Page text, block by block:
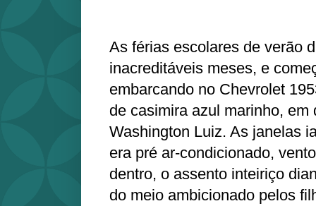
As férias escolares de verão
inacreditáveis meses, e
embarcando no Chevrolet
de casimira azul marinho, em
Washington Luiz. As janelas
era pré ar-condicionado,
dentro, o assento inteiriço
do meio ambicionado pelos